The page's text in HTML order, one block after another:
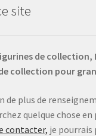
site
de collection,
collection pour
de plus de
quelque chose
contacter, je pourrais